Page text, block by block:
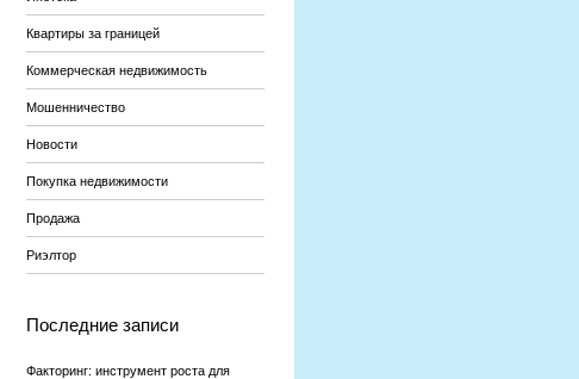
Квартиры за границей
Коммерческая недвижимость
Мошенничество
Новости
Покупка недвижимости
Продажа
Риэлтор
Последние записи
Факторинг: инструмент роста для